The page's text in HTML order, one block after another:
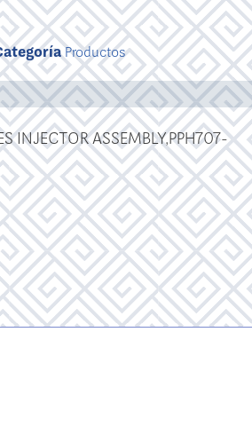
Productos
INJECTOR ASSEMBLY,PPH707-